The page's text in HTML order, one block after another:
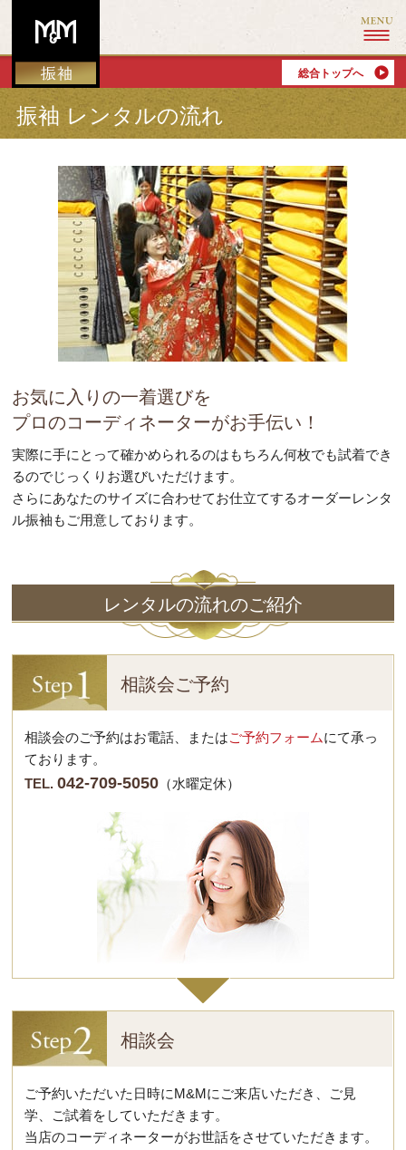
総合トップへ
振袖 レンタルの流れ
お気に入りの一着選びを
プロのコーディネーターがお手伝い！
実際に手にとって確かめられるのはもちろん何枚でも試着でき
るのでじっくりお選びいただけます。
さらにあなたのサイズに合わせてお仕立てするオーダーレンタ
ル振袖もご用意しております。
レンタルの流れのご紹介
相談会ご予約
相談会のご予約はお電話、またはご予約フォームにて承っ
ております。
TEL. 042-709-5050 （水曜定休）
相談会
ご予約いただいた日時にM&Mにご来店いただき、ご見
学、ご試着をしていただきます。
当店のコーディネーターがお世話をさせていただきます。